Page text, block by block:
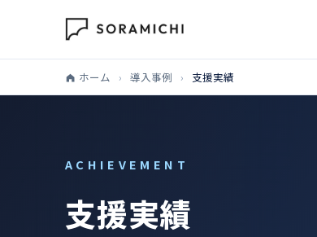
ホーム › 導入事例 › 支援実績
ACHIEVEMENT
支援実績